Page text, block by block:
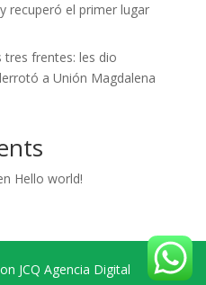
recuperó el primer lugar
tres frentes: les dio
a Unión Magdalena
Hello world!
JCQ Agencia Digital